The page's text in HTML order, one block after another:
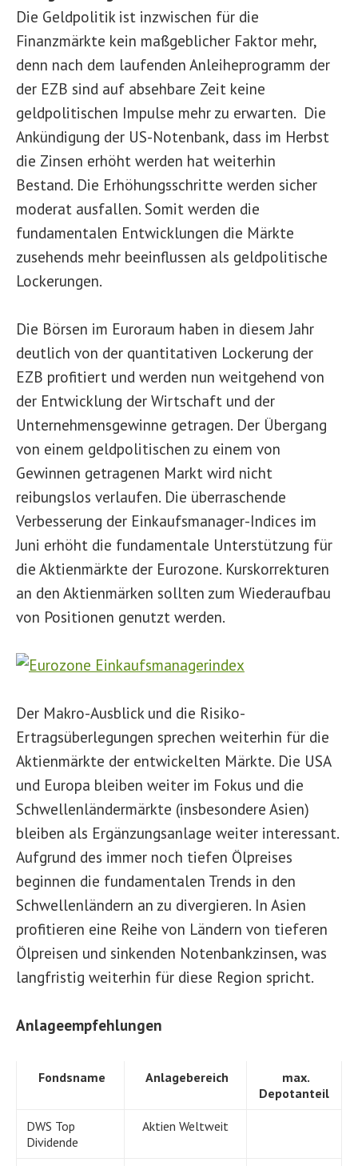
Die Geldpolitik ist inzwischen für die
Finanzmärkte kein maßgeblicher Faktor mehr,
denn nach dem laufenden Anleiheprogramm der
der EZB sind auf absehbare Zeit keine
geldpolitischen Impulse mehr zu erwarten. Die
Ankündigung der US-Notenbank, dass im Herbst
die Zinsen erhöht werden hat weiterhin
Bestand. Die Erhöhungsschritte werden sicher
moderat ausfallen. Somit werden die
fundamentalen Entwicklungen die Märkte
zusehends mehr beeinflussen als geldpolitische
Lockerungen.
Die Börsen im Euroraum haben in diesem Jahr
deutlich von der quantitativen Lockerung der
EZB profitiert und werden nun weitgehend von
der Entwicklung der Wirtschaft und der
Unternehmensgewinne getragen. Der Übergang
von einem geldpolitischen zu einem von
Gewinnen getragenen Markt wird nicht
reibungslos verlaufen. Die überraschende
Verbesserung der Einkaufsmanager-Indices im
Juni erhöht die fundamentale Unterstützung für
die Aktienmärkte der Eurozone. Kurskorrekturen
an den Aktienmärken sollten zum Wiederaufbau
von Positionen genutzt werden.
Der Makro-Ausblick und die Risiko-
Ertragsüberlegungen sprechen weiterhin für die
Aktienmärkte der entwickelten Märkte. Die USA
und Europa bleiben weiter im Fokus und die
Schwellenländermärkte (insbesondere Asien)
bleiben als Ergänzungsanlage weiter interessant.
Aufgrund des immer noch tiefen Ölpreises
beginnen die fundamentalen Trends in den
Schwellenländern an zu divergieren. In Asien
profitieren eine Reihe von Ländern von tieferen
Ölpreisen und sinkenden Notenbankzinsen, was
langfristig weiterhin für diese Region spricht.
Anlageempfehlungen
Fondsname Anlagebereich
max.
Depotanteil
DWS Top
Dividende
Aktien Weltweit